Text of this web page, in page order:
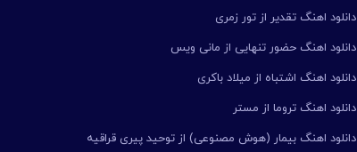
دانلود اهنگ تقدیر از تور زمری
دانلود اهنگ حضور تنهایی از مانی ویس
دانلود اهنگ اشتباه از میلاد باکری
دانلود اهنگ تروما از مستر
دانلود اهنگ بیمار (هوش مصنوعی) از توحید پیری قراقیه